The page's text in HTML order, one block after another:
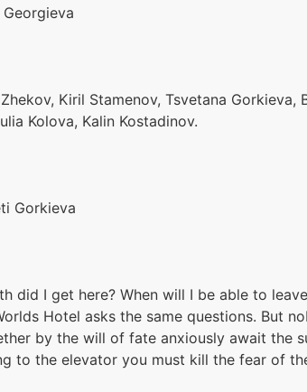
Kiril Stamenov, Tsvetana Gorkieva,
Kolova, Kalin Kostadinov.
Gorkieva
did I get here? When will I be able to
Hotel asks the same questions. But
by the will of fate anxiously await the
to the elevator you must kill the fear of